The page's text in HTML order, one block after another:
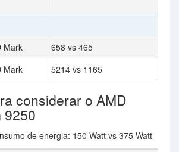
Mark
658 vs 465
Mark
5214 vs 1165
considerar o AMD
9250
de energia: 150 Watt vs 375 Watt